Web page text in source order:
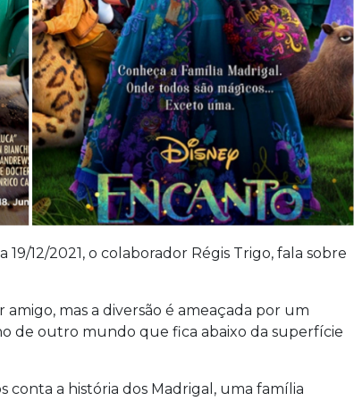
19/12/2021, o colaborador Régis Trigo, fala sobre
mas a diversão é ameaçada por um
de outro mundo que fica abaixo da superfície
conta a história dos Madrigal, uma família